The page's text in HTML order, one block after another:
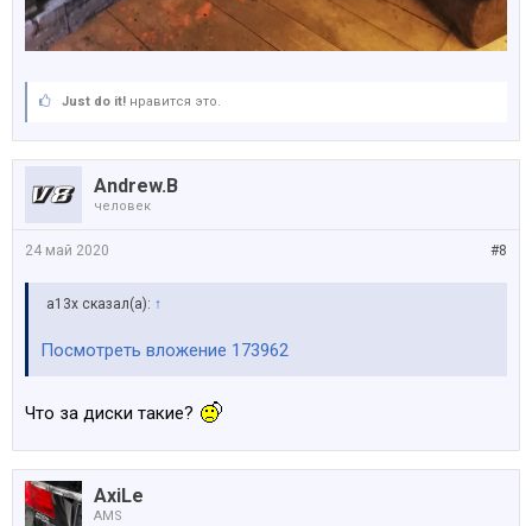
Just do it! нравится это.
Andrew.B
человек
#8
24 май 2020
a13x сказал(а): ↑
Посмотреть вложение 173962
Что за диски такие?
AxiLe
AMS